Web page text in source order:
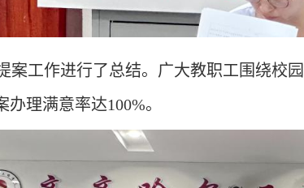
案工作进行了总结。广大教职工围绕校
办理满意率达100%。